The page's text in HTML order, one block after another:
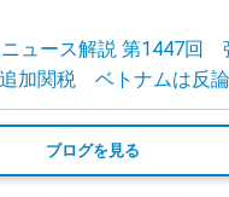
ュース解説 第1447回
加関税 ベトナムは反論
ブログを見る